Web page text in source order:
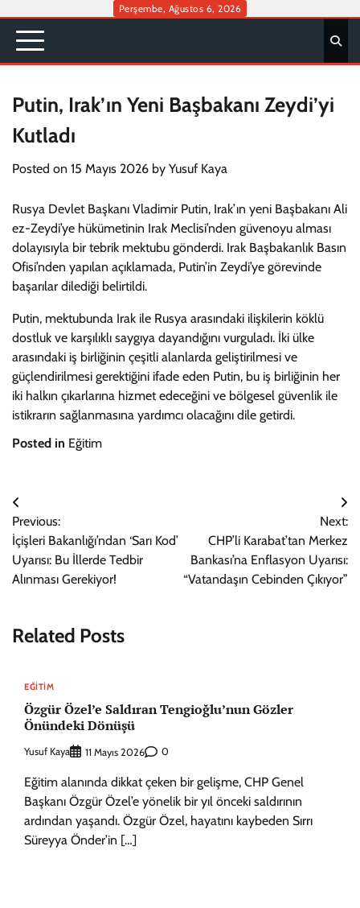
content
Perşembe, Ağustos 6, 2026
Putin, Irak’ın Yeni Başbakanı Zeydi’yi
Kutladı
Posted on 15 Mayıs 2026 by Yusuf Kaya
Rusya Devlet Başkanı Vladimir Putin, Irak’ın yeni Başbakanı Ali
ez-Zeydi’ye hükümetinin Irak Meclisi’nden güvenoyu alması
dolayısıyla bir tebrik mektubu gönderdi. Irak Başbakanlık Basın
Ofisi’nden yapılan açıklamada, Putin’in Zeydi’ye görevinde
başarılar dilediği belirtildi.
Putin, mektubunda Irak ile Rusya arasındaki ilişkilerin köklü
dostluk ve karşılıklı saygıya dayandığını vurguladı. İki ülke
arasındaki iş birliğinin çeşitli alanlarda geliştirilmesi ve
güçlendirilmesi gerektiğini ifade eden Putin, bu iş birliğinin her
iki halkın çıkarlarına hizmet edeceğini ve bölgesel güvenlik ile
istikrarın sağlanmasına yardımcı olacağını dile getirdi.
Posted in Eğitim
Yazı
gezinmesi
Previous:
İçişleri Bakanlığı’ndan ‘Sarı Kod’
Uyarısı: Bu İllerde Tedbir
Alınması Gerekiyor!
Next:
CHP’li Karabat’tan Merkez
Bankası’na Enflasyon Uyarısı:
“Vatandaşın Cebinden Çıkıyor”
Related Posts
EĞITIM
Özgür Özel’e Saldıran Tengioğlu’nun Gözler
Önündeki Dönüşü
Yusuf Kaya 11 Mayıs 2026 0
Eğitim alanında dikkat çeken bir gelişme, CHP Genel
Başkanı Özgür Özel’e yönelik bir yıl önceki saldırının
ardından yaşandı. Özgür Özel, hayatını kaybeden Sırrı
Süreyya Önder’in […]